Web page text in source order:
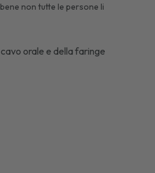
non tutte le persone li
orale e della faringe